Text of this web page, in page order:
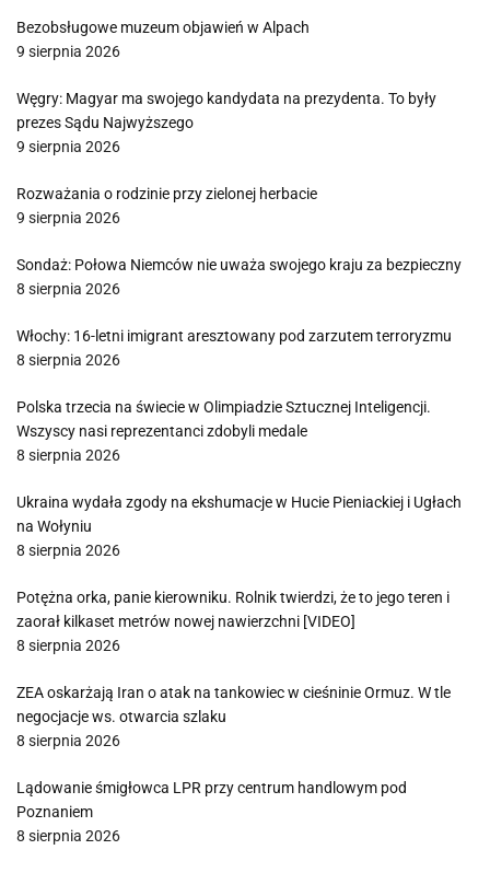
Bezobsługowe muzeum objawień w Alpach
9 sierpnia 2026
Węgry: Magyar ma swojego kandydata na prezydenta. To były
prezes Sądu Najwyższego
9 sierpnia 2026
Rozważania o rodzinie przy zielonej herbacie
9 sierpnia 2026
Sondaż: Połowa Niemców nie uważa swojego kraju za bezpieczny
8 sierpnia 2026
Włochy: 16-letni imigrant aresztowany pod zarzutem terroryzmu
8 sierpnia 2026
Polska trzecia na świecie w Olimpiadzie Sztucznej Inteligencji.
Wszyscy nasi reprezentanci zdobyli medale
8 sierpnia 2026
Ukraina wydała zgody na ekshumacje w Hucie Pieniackiej i Ugłach
na Wołyniu
8 sierpnia 2026
Potężna orka, panie kierowniku. Rolnik twierdzi, że to jego teren i
zaorał kilkaset metrów nowej nawierzchni [VIDEO]
8 sierpnia 2026
ZEA oskarżają Iran o atak na tankowiec w cieśninie Ormuz. W tle
negocjacje ws. otwarcia szlaku
8 sierpnia 2026
Lądowanie śmigłowca LPR przy centrum handlowym pod
Poznaniem
8 sierpnia 2026